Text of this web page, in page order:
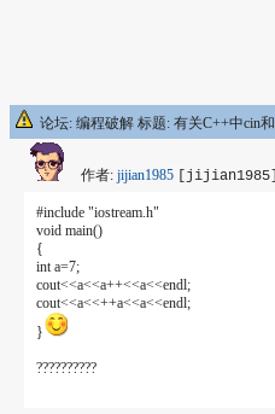
论坛: 编程破解 标题: 有关C++中cin
作者: jijian1985 [jijian1985]
#include "iostream.h"
void main()
{
int a=7;
cout<<a<<a++<<a<<endl;
cout<<a<<++a<<a<<endl;
}
??????????